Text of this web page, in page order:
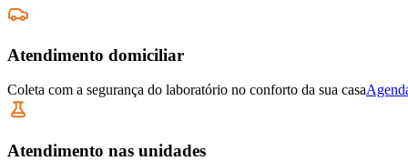
Atendimento domiciliar
Coleta com a segurança do laboratório no conforto da sua casa
Atendimento nas unidades